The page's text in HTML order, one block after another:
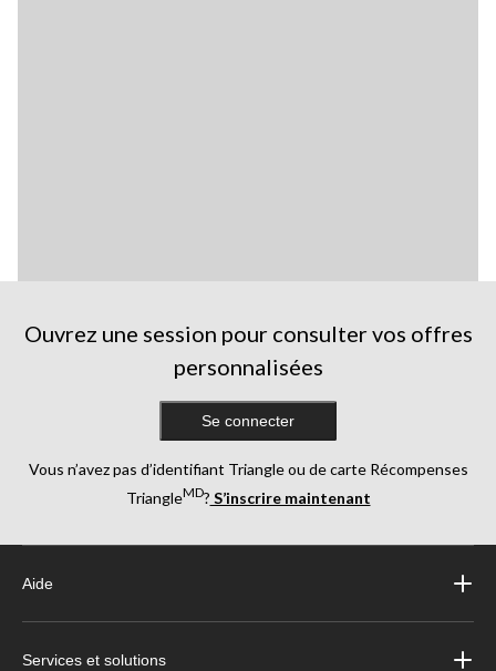
Ouvrez une session pour consulter vos offres
personnalisées
Se connecter
Vous n’avez pas d’identifiant Triangle ou de carte Récompenses
TriangleMD? S’inscrire maintenant
Aide
Services et solutions